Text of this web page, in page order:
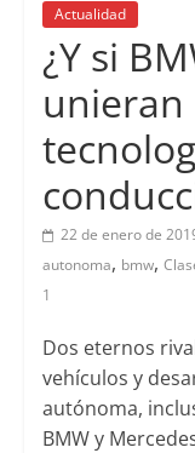
Actualidad
¿Y si
22 de enero de
autonoma, bmw,
1
Dos eternos
vehículos y
autónoma,
BMW y